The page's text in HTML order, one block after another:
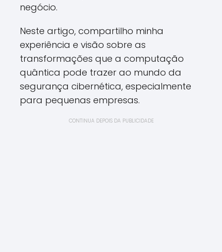
negócio.
Neste artigo, compartilho minha
experiência e visão sobre as
transformações que a computação
quântica pode trazer ao mundo da
segurança cibernética, especialmente
para pequenas empresas.
CONTINUA DEPOIS DA PUBLICIDADE